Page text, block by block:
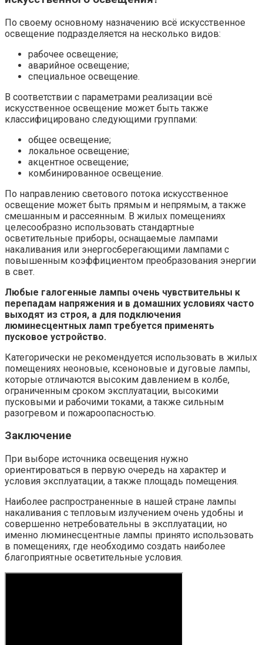
По своему основному назначению всё искусственное
освещение подразделяется на несколько видов:
рабочее освещение;
аварийное освещение;
специальное освещение.
В соответствии с параметрами реализации всё
искусственное освещение может быть также
классифицировано следующими группами:
общее освещение;
локальное освещение;
акцентное освещение;
комбинированное освещение.
По направлению светового потока искусственное
освещение может быть прямым и непрямым, а также
смешанным и рассеянным. В жилых помещениях
целесообразно использовать стандартные
осветительные приборы, оснащаемые лампами
накаливания или энергосберегающими лампами с
повышенным коэффициентом преобразования энергии
в свет.
Любые галогенные лампы очень чувствительны к
перепадам напряжения и в домашних условиях часто
выходят из строя, а для подключения
люминесцентных ламп требуется применять
пусковое устройство.
Категорически не рекомендуется использовать в жилых
помещениях неоновые, ксеноновые и дуговые лампы,
которые отличаются высоким давлением в колбе,
ограниченным сроком эксплуатации, высокими
пусковыми и рабочими токами, а также сильным
разогревом и пожароопасностью.
Заключение
При выборе источника освещения нужно
ориентироваться в первую очередь на характер и
условия эксплуатации, а также площадь помещения.
Наиболее распространенные в нашей стране лампы
накаливания с тепловым излучением очень удобны и
совершенно нетребовательны в эксплуатации, но
именно люминесцентные лампы принято использовать
в помещениях, где необходимо создать наиболее
благоприятные осветительные условия.